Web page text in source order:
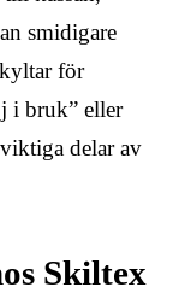
smidigare
för
i bruk” eller
delar av
Skiltex